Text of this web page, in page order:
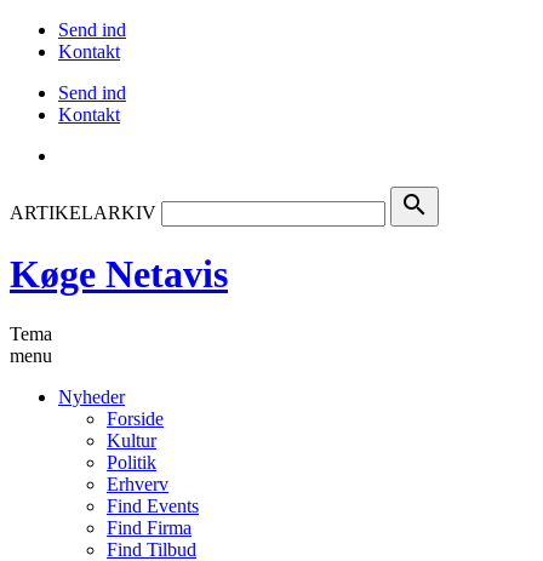
Send ind
Kontakt
Send ind
Kontakt
ARTIKELARKIV search
Køge Netavis
Tema
menu
Nyheder
Forside
Kultur
Politik
Erhverv
Find Events
Find Firma
Find Tilbud